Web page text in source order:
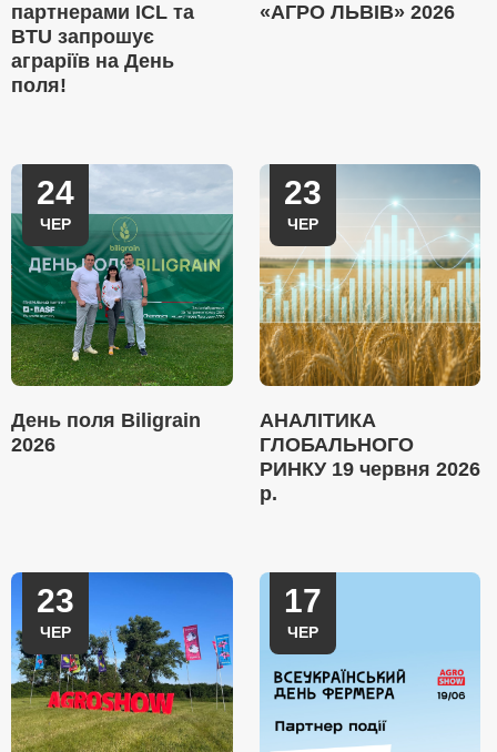
партнерами ICL та
BTU запрошує
аграріїв на День
поля!
«АГРО ЛЬВІВ» 2026
24
ЧЕР
День поля Biligrain
2026
23
ЧЕР
АНАЛІТИКА
ГЛОБАЛЬНОГО
РИНКУ 19 червня 2026
р.
23
ЧЕР
17
ЧЕР